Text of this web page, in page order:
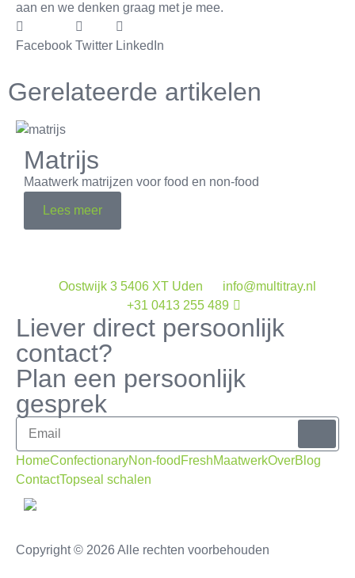
aan en we denken graag met je mee.
Facebook Twitter LinkedIn
Gerelateerde artikelen
Matrijs
Maatwerk matrijzen voor food en non-food
Lees meer
Oostwijk 3 5406 XT Uden
info@multitray.nl
+31 0413 255 489
Liever direct persoonlijk
contact?
Plan een persoonlijk
gesprek
HomeConfectionaryNon-food FreshMaatwerkOverBlog
ContactTopseal schalen
Copyright © 2026 Alle rechten voorbehouden